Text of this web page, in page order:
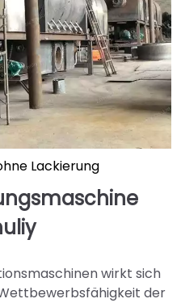
Lackierung
wirkt sich
der